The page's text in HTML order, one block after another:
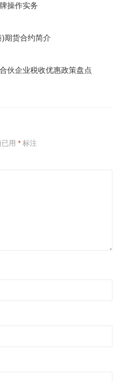
操作实务
期货合约简介
伙企业税收优惠政策盘点
用 *标注